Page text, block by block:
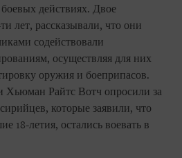
действиях. Двое
лет, рассказывали, что они
содействовали
осуществляя для них
оружия и боеприпасов.
Хьюман Райтс Вотч опросили за
которые заявили, что
18-летия, остались воевать в